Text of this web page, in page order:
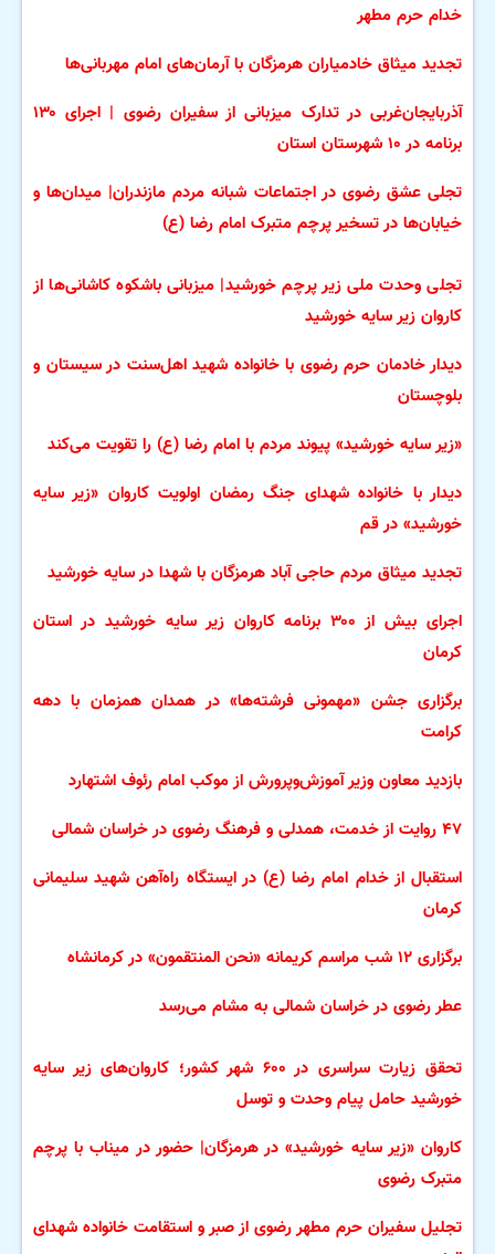
خدام حرم مطهر
تجدید میثاق خادمیاران هرمزگان با آرمان‌های امام مهربانی‌ها
آذربایجان‌غربی در تدارک میزبانی از سفیران رضوی | اجرای ۱۳۰
برنامه در ۱۰ شهرستان استان
تجلی عشق رضوی در اجتماعات شبانه مردم مازندران| میدان‌ها و
خیابان‌ها در تسخیر پرچم متبرک امام رضا (ع)
تجلی وحدت ملی زیر پرچم خورشید| میزبانی باشکوه کاشانی‌ها از
کاروان زیر سایه خورشید
دیدار خادمان حرم رضوی با خانواده شهید اهل‌سنت در سیستان و
بلوچستان
«زیر سایه خورشید» پیوند مردم با امام رضا (ع) را تقویت می‌کند
دیدار با خانواده شهدای جنگ رمضان اولویت کاروان «زیر سایه
خورشید» در قم
تجدید میثاق مردم حاجی آباد هرمزگان با شهدا در سایه خورشید
اجرای بیش از ۳۰۰ برنامه کاروان زیر سایه خورشید در استان
کرمان
برگزاری جشن «مهمونی فرشته‌ها» در همدان همزمان با دهه
کرامت
بازدید معاون وزیر آموزش‌وپرورش از موکب امام رئوف اشتهارد
۴۷ روایت از خدمت، همدلی و فرهنگ رضوی در خراسان شمالی
استقبال از خدام امام رضا (ع) در ایستگاه راه‌آهن شهید سلیمانی
کرمان
برگزاری ۱۲ شب مراسم کریمانه «نحن المنتقمون» در کرمانشاه
عطر رضوی در خراسان شمالی به مشام می‌رسد
تحقق زیارت سراسری در ۶۰۰ شهر کشور؛ کاروان‌های زیر سایه
خورشید حامل پیام وحدت و توسل
کاروان «زیر سایه خورشید» در هرمزگان| حضور در میناب با پرچم
متبرک رضوی
تجلیل سفیران حرم مطهر رضوی از صبر و استقامت خانواده شهدای